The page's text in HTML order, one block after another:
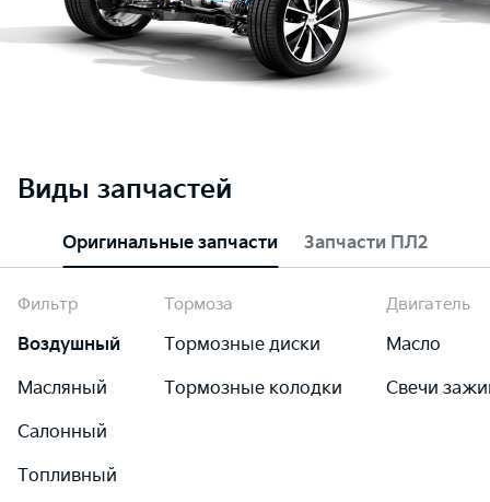
Виды запчастей
Оригинальные запчасти Запчасти ПЛ2
Фильтр
Воздушный
Масляный
Салонный
Топливный
Тормоза
Тормозные диски
Тормозные колодки
Двигатель
Масло
Свечи